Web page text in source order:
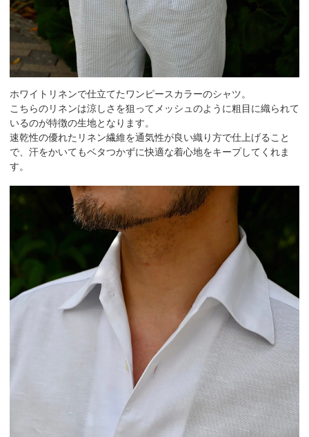
ホワイトリネンで仕立てたワンピースカラーのシャツ。
こちらのリネンは涼しさを狙ってメッシュのように粗目に織られて
いるのが特徴の生地となります。
速乾性の優れたリネン繊維を通気性が良い織り方で仕上げること
で、汗をかいてもベタつかずに快適な着心地をキープしてくれま
す。